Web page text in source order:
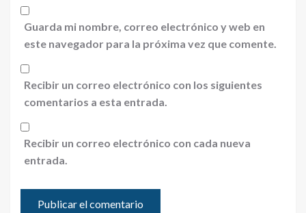
Guarda mi nombre, correo electrónico y web en
este navegador para la próxima vez que comente.
Recibir un correo electrónico con los siguientes
comentarios a esta entrada.
Recibir un correo electrónico con cada nueva
entrada.